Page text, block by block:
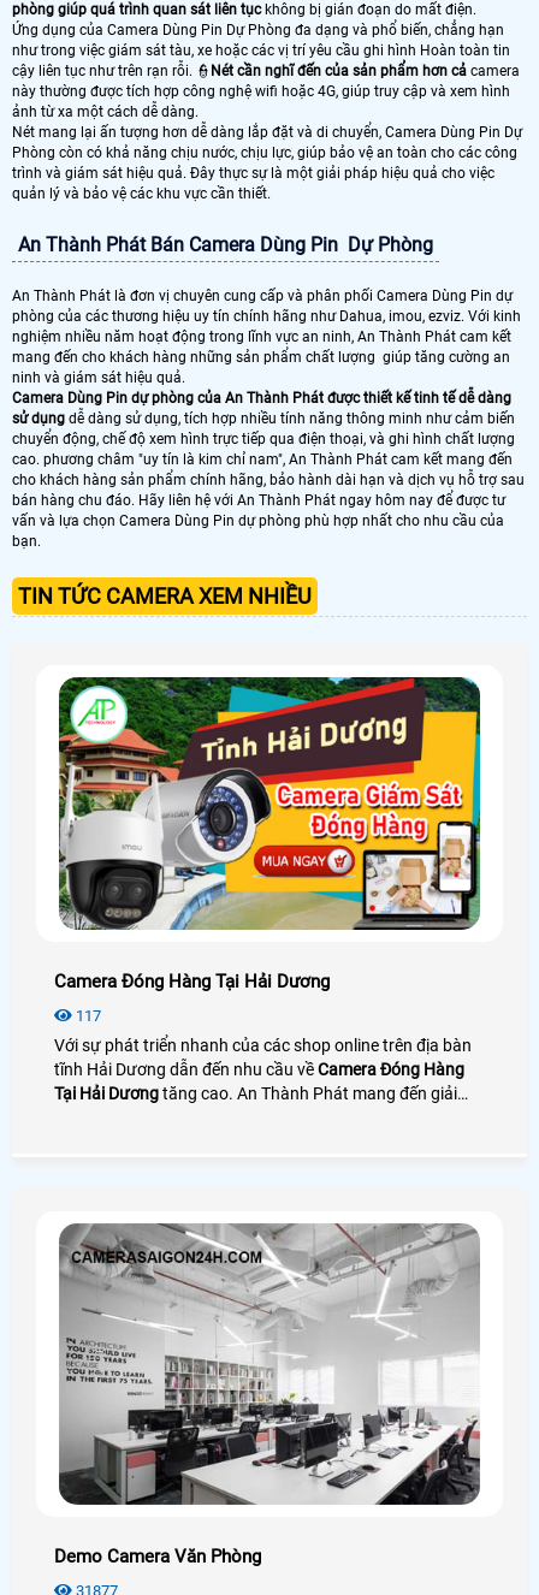
phòng giúp quá trình quan sát liên tục không bị gián đoạn do mất điện.
Ứng dụng của Camera Dùng Pin Dự Phòng đa dạng và phổ biến, chẳng hạn
như trong việc giám sát tàu, xe hoặc các vị trí yêu cầu ghi hình Hoàn toàn tin
cậy liên tục như trên rạn rỗi. 👮 Nét cần nghĩ đến của sản phẩm hơn cả camera
này thường được tích hợp công nghệ wifi hoặc 4G, giúp truy cập và xem hình
ảnh từ xa một cách dễ dàng.
Nét mang lại ấn tượng hơn dễ dàng lắp đặt và di chuyển, Camera Dùng Pin Dự
Phòng còn có khả năng chịu nước, chịu lực, giúp bảo vệ an toàn cho các công
trình và giám sát hiệu quả. Đây thực sự là một giải pháp hiệu quả cho việc
quản lý và bảo vệ các khu vực cần thiết.
An Thành Phát Bán Camera Dùng Pin Dự Phòng
An Thành Phát là đơn vị chuyên cung cấp và phân phối Camera Dùng Pin dự
phòng của các thương hiệu uy tín chính hãng như Dahua, imou, ezviz. Với kinh
nghiệm nhiều năm hoạt động trong lĩnh vực an ninh, An Thành Phát cam kết
mang đến cho khách hàng những sản phẩm chất lượng giúp tăng cường an
ninh và giám sát hiệu quả.
Camera Dùng Pin dự phòng của An Thành Phát được thiết kế tinh tế dễ dàng
sử dụng dễ dàng sử dụng, tích hợp nhiều tính năng thông minh như cảm biến
chuyển động, chế độ xem hình trực tiếp qua điện thoại, và ghi hình chất lượng
cao. phương châm "uy tín là kim chỉ nam", An Thành Phát cam kết mang đến
cho khách hàng sản phẩm chính hãng, bảo hành dài hạn và dịch vụ hỗ trợ sau
bán hàng chu đáo. Hãy liên hệ với An Thành Phát ngay hôm nay để được tư
vấn và lựa chọn Camera Dùng Pin dự phòng phù hợp nhất cho nhu cầu của
bạn.
TIN TỨC CAMERA XEM NHIỀU
Camera Đóng Hàng Tại Hải Dương
117
Với sự phát triển nhanh của các shop online trên địa bàn
tĩnh Hải Dương dẫn đến nhu cầu vềCamera Đóng Hàng
Tại Hải Dươngtăng cao. An Thành Phát mang đến giải
Demo Camera Văn Phòng
31877